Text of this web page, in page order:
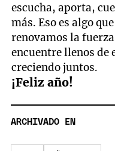
escucha, aporta,
más. Eso es algo
renovamos la
encuentre llenos de
creciendo juntos.
¡Feliz año!
ARCHIVADO EN